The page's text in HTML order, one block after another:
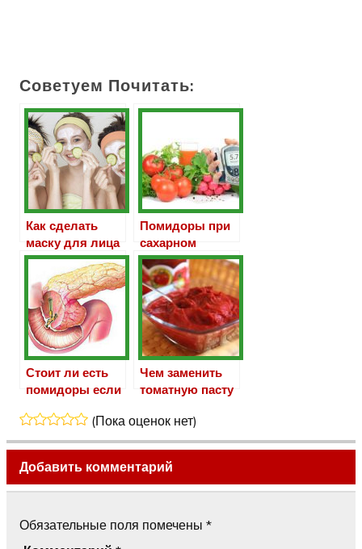
Советуем Почитать:
Как сделать
маску для лица
из огурца
Помидоры при
сахарном
диабете
Стоит ли есть
помидоры если
панкреатит
Чем заменить
томатную пасту
(Пока оценок нет)
Добавить комментарий
Обязательные поля помечены *